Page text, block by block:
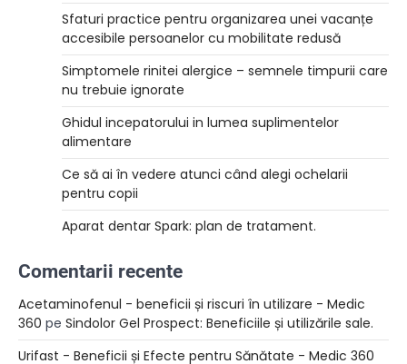
Sfaturi practice pentru organizarea unei vacanțe
accesibile persoanelor cu mobilitate redusă
Simptomele rinitei alergice – semnele timpurii care
nu trebuie ignorate
Ghidul incepatorului in lumea suplimentelor
alimentare
Ce să ai în vedere atunci când alegi ochelarii
pentru copii
Aparat dentar Spark: plan de tratament.
Comentarii recente
Acetaminofenul - beneficii și riscuri în utilizare - Medic
360 pe Sindolor Gel Prospect: Beneficiile și utilizările sale.
Urifast - Beneficii și Efecte pentru Sănătate - Medic 360